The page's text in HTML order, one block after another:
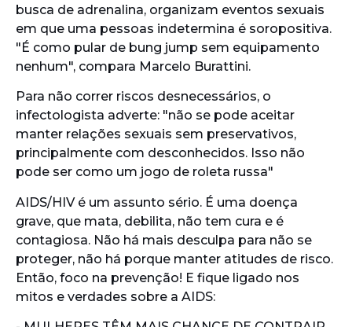
busca de adrenalina, organizam eventos sexuais
em que uma pessoas indetermina é soropositiva.
"É como pular de bung jump sem equipamento
nenhum", compara Marcelo Burattini.
Para não correr riscos desnecessários, o
infectologista adverte: "não se pode aceitar
manter relações sexuais sem preservativos,
principalmente com desconhecidos. Isso não
pode ser como um jogo de roleta russa"
AIDS/HIV é um assunto sério. É uma doença
grave, que mata, debilita, não tem cura e é
contagiosa. Não há mais desculpa para não se
proteger, não há porque manter atitudes de risco.
Então, foco na prevenção! E fique ligado nos
mitos e verdades sobre a AIDS: